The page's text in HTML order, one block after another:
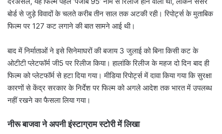
बोर्ड से जुड़े विवादों के चलते करीब तीन साल तक अटकी रही। रिपोर्ट्स के मुताबिक
फिल्म पर 127 कट लगाने की बात सामने आई थी।
बाद में निर्माताओं ने इसे सिनेमाघरों की बजाय 3 जुलाई को बिना किसी कट के
ओटीटी प्लेटफॉर्म जी5 पर रिलीज किया। हालांकि रिलीज के महज दो दिन बाद ही
फिल्म को प्लेटफॉर्म से हटा दिया गया। मीडिया रिपोर्ट्स में दावा किया गया कि सुरक्षा
कारणों से केंद्र सरकार के निर्देश पर फिल्म को अगले आदेश तक भारत में उपलब्ध
नहीं रखने का फैसला लिया गया।
नीरू बाजवा ने अपनी इंस्टाग्राम स्टोरी में लिखा